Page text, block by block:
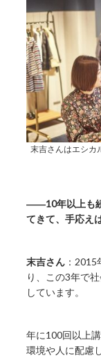
末吉さんはエシカ
――10年以上も
てきて、手応え
末吉さん ：
り、この3年で
しています。
年に100回以上
環境や人に配慮